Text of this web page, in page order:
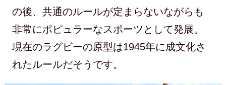
の後、共通のルールが定まらないながらも
非常にポピュラーなスポーツとして発展。
現在のラグビーの原型は1945年に成文化さ
れたルールだそうです。